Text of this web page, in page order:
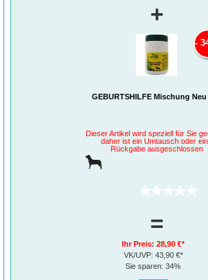
+
GEBURTSHILFE Mischung
Dieser Artikel wird speziell für Sie
daher ist ein Umtausch oder
Rückgabe ausgeschlossen
(0)
=
Ihr Preis:28,90 €*
VK/UVP: 43,90 €*
Sie sparen:34%